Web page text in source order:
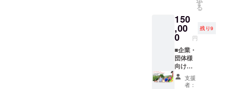
済で予
約され
た場
合、チ
ケット
での換
金はで
きませ
ん。当
日現金
きま
す。 ※
チケッ
トはお
釣りを
お渡し
するこ
とがで
きませ
商品の
より詳
しい内
容は、
こちら
をご覧
くださ
い。
https://
とがで
きませ
ん。端
数につ
きまし
ては現
金でご
精算く
ださ
す。 宿
泊割引
券にす
るでも
よし、
お食事
やカ
フェ、
施設内
必ずご
確認く
ださ
い。 ※
チケッ
ト有効
期限：
チケッ
ト到着
つこと
ができ
ます。
会議・
研修の
後は、
採れた
ての野
菜を
フェ、
施設内
で販売
してい
る野菜
や雑貨
の購入
など、
なにに
す
る
150
,00
0 円
残り9
■企業・
団体様
向け
（4~10
名グ支援
者：